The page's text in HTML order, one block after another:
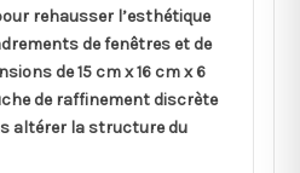
rehausser l’esthétique
de fenêtres et de
de 15 cm x 16 cm x 6
de raffinement discrète
altérer la structure du